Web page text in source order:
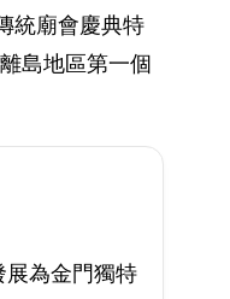
統廟會慶典特
島地區第一個
展為金門獨特